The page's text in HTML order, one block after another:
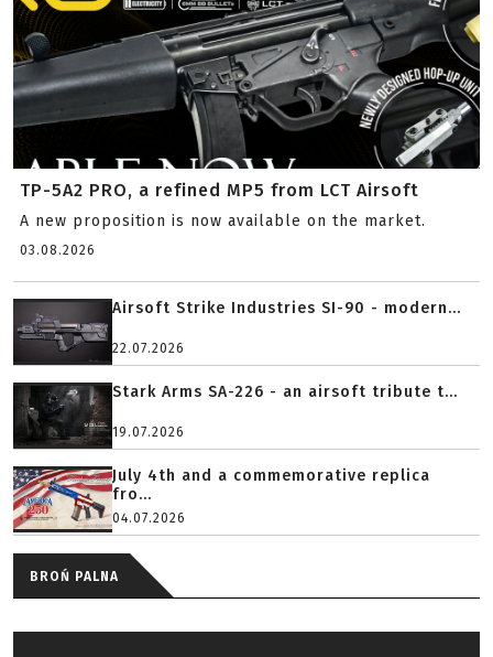
TP-5A2 PRO, a refined MP5 from LCT Airsoft
A new proposition is now available on the market.
03.08.2026
Airsoft Strike Industries SI-90 - modern...
22.07.2026
Stark Arms SA-226 - an airsoft tribute t...
19.07.2026
July 4th and a commemorative replica
fro...
04.07.2026
BROŃ PALNA